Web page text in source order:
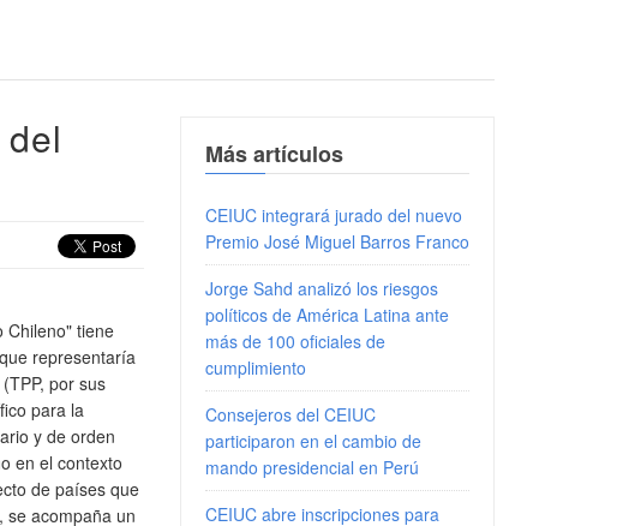
Chileno" tiene
representaría
por sus
para la
y de orden
en el contexto
de países que
se acompaña un
Más artículos
CEIUC integrará jurado del nuevo
Premio José Miguel Barros Franco
Jorge Sahd analizó los riesgos
políticos de América Latina ante
más de 100 oficiales de
cumplimiento
Consejeros del CEIUC
participaron en el cambio de
mando presidencial en Perú
CEIUC abre inscripciones para